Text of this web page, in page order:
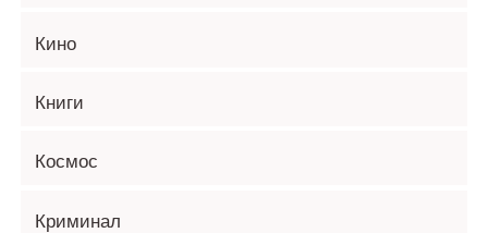
Кино
Книги
Космос
Криминал